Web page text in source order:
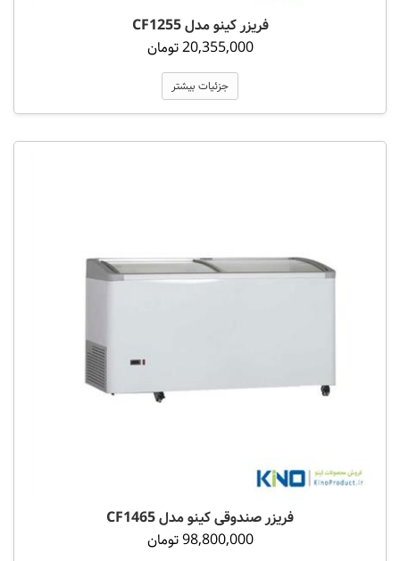
فریزر کینو مدل CF1255
20,355,000 تومان
جزئیات بیشتر
فریزر صندوقی کینو مدل CF1465
98,800,000 تومان